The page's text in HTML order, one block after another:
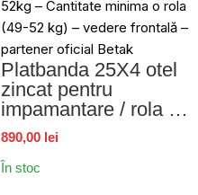
Platbanda 25X4 otel
zincat pentru
impamantare / rola 49-
52kg
890,00 lei
În stoc